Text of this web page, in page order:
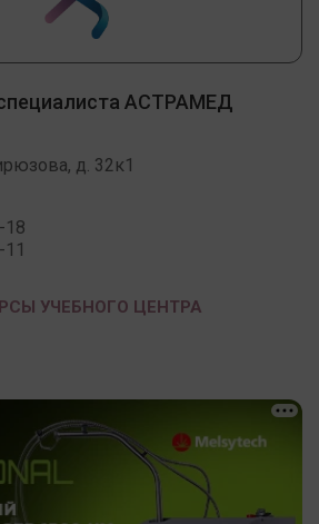
АСТРАМЕД
д. 32к1
18
УЧЕБНОГО ЦЕНТРА